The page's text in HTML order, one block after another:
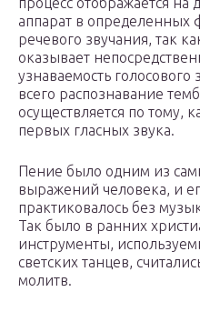
аппарат в определенных
речевого звучания, так
оказывает
узнаваемость
всего распознавание
осуществляется по тому,
первых гласных звука.
Пение было одним из
выражений человека, и
практиковалось без
Так было в ранних
инструменты,
светских танцев,
молитв.